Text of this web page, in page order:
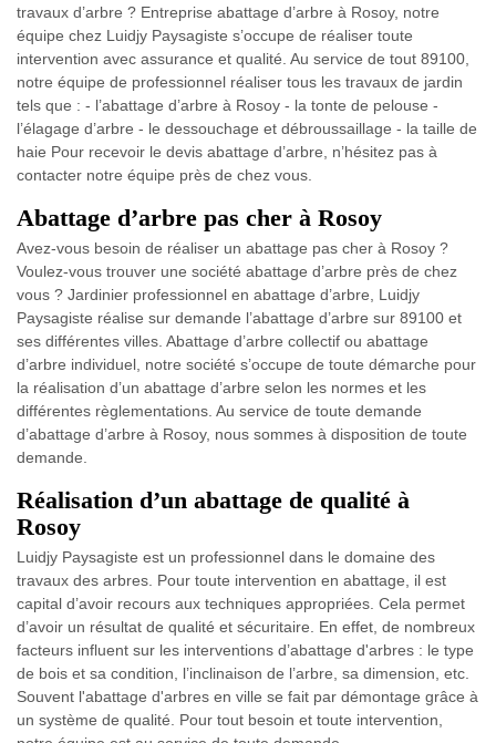
travaux d’arbre ? Entreprise abattage d’arbre à Rosoy, notre
équipe chez Luidjy Paysagiste s’occupe de réaliser toute
intervention avec assurance et qualité. Au service de tout 89100,
notre équipe de professionnel réaliser tous les travaux de jardin
tels que : - l’abattage d’arbre à Rosoy - la tonte de pelouse -
l’élagage d’arbre - le dessouchage et débroussaillage - la taille de
haie Pour recevoir le devis abattage d’arbre, n’hésitez pas à
contacter notre équipe près de chez vous.
Abattage d’arbre pas cher à Rosoy
Avez-vous besoin de réaliser un abattage pas cher à Rosoy ?
Voulez-vous trouver une société abattage d’arbre près de chez
vous ? Jardinier professionnel en abattage d’arbre, Luidjy
Paysagiste réalise sur demande l’abattage d’arbre sur 89100 et
ses différentes villes. Abattage d’arbre collectif ou abattage
d’arbre individuel, notre société s’occupe de toute démarche pour
la réalisation d’un abattage d’arbre selon les normes et les
différentes règlementations. Au service de toute demande
d’abattage d’arbre à Rosoy, nous sommes à disposition de toute
demande.
Réalisation d’un abattage de qualité à
Rosoy
Luidjy Paysagiste est un professionnel dans le domaine des
travaux des arbres. Pour toute intervention en abattage, il est
capital d’avoir recours aux techniques appropriées. Cela permet
d’avoir un résultat de qualité et sécuritaire. En effet, de nombreux
facteurs influent sur les interventions d’abattage d'arbres : le type
de bois et sa condition, l’inclinaison de l’arbre, sa dimension, etc.
Souvent l'abattage d'arbres en ville se fait par démontage grâce à
un système de qualité. Pour tout besoin et toute intervention,